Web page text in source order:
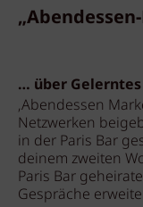
… über Gelerntes
‚Abendessen
Netzwerken
in der Paris Bar
deinem zweiten
Paris Bar
Gespräche